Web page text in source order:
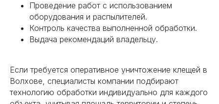
Проведение работ с использованием
оборудования и распылителей.
Контроль качества выполненной обработки.
Выдача рекомендаций владельцу.
Если требуется оперативное уничтожение клещей в
Волхове, специалисты компании подбирают
технологию обработки индивидуально для каждого
ОКАЗАНИЯ УСЛУГ
Выборг Тосно